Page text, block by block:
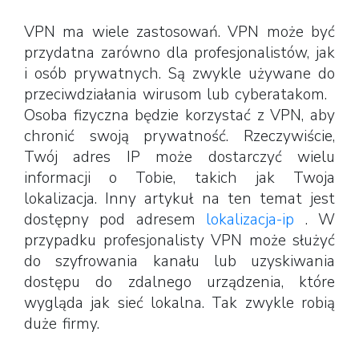
VPN ma wiele zastosowań. VPN może być
przydatna zarówno dla profesjonalistów, jak
i osób prywatnych. Są zwykle używane do
przeciwdziałania wirusom lub cyberatakom.
Osoba fizyczna będzie korzystać z VPN, aby
chronić swoją prywatność. Rzeczywiście,
Twój adres IP może dostarczyć wielu
informacji o Tobie, takich jak Twoja
lokalizacja. Inny artykuł na ten temat jest
dostępny pod adresem lokalizacja-ip . W
przypadku profesjonalisty VPN może służyć
do szyfrowania kanału lub uzyskiwania
dostępu do zdalnego urządzenia, które
wygląda jak sieć lokalna. Tak zwykle robią
duże firmy.